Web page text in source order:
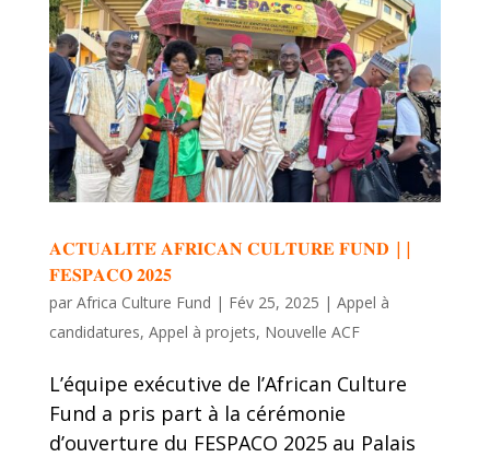
𝐀𝐂𝐓𝐔𝐀𝐋𝐈𝐓𝐄́ 𝐀𝐅𝐑𝐈𝐂𝐀𝐍 𝐂𝐔𝐋𝐓𝐔𝐑𝐄 𝐅𝐔𝐍𝐃 ||
𝐅𝐄𝐒𝐏𝐀𝐂𝐎 𝟐𝟎𝟐𝟓
par Africa Culture Fund | Fév 25, 2025 | Appel à
candidatures, Appel à projets, Nouvelle ACF
L’équipe exécutive de l’African Culture
Fund a pris part à la cérémonie
d’ouverture du FESPACO 2025 au Palais